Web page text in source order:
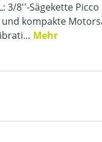
3/8''-Sägekette Picco
kompakte
Mehr